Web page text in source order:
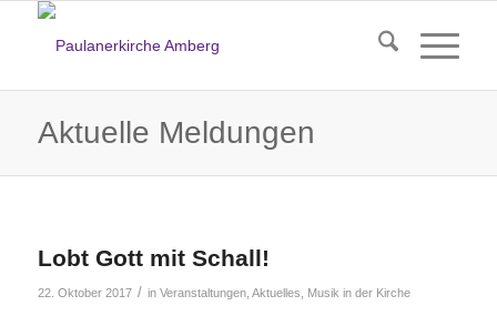
Aktuelle Meldungen
Lobt Gott mit Schall!
22. Oktober 2017 / in Veranstaltungen, Aktuelles Musik in der Kirche